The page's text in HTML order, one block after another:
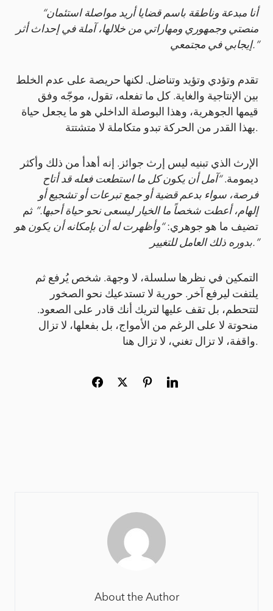
“أنا مبدعة وناطقة باسم قضايا أريد مواصلة استئمان
منصتي وجمهوري ومهاراتي من خلالها، آملة في إحداث أثر
إيجابي في مجتمعي.”
تقدم وتؤدي وتؤيد وتناضل. لكنها حريصة على عدم الخلط
بين الإنتاجية والغاية. كل ما تفعله، تقول، موجّه وفق
قيمها الجوهرية، وهذا البوصلة الداخلي هو ما يجعل حياة
بهذا القدر من الحركة تبدو متكاملة لا متشتتة.
الإرث الذي تبنيه ليس إرث جوائز. إنه أهدأ من ذلك وأكثر
ديمومة.“آمل أن يكون كل ما استطعت فعله قد أتاح
فرصة، سواء بدعم قضية أو جمع تبرعات أو تشجيع أو
إلهام، أعطت شخصاً ما الخيار ليسعى نحو حياة أحبها.” ثم
تضيف ما هو جوهري:“وأظهرت له أن بإمكانه أن يكون هو
بدوره ذلك العامل للتغيير.”
التمكين في نظرها سلسلة، لا وجهة. شخص يُرفع ثم
يلتفت ليرفع آخر. حورية لا تستدعيك نحو الصخور
لتتحطم، بل تقف عليها لتريك أنك قادر على الصعود.
منحوتة لا على الرغم من الأمواج، بل بفعلها، لا تزال
واقفة، لا تزال تغني، لا تزال هنا.
About the Author